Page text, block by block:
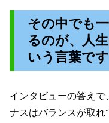
その中でも
るのが、人
いう言葉です
インタビューの答えで
ナスはバランスが取